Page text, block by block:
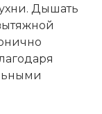
Дышать